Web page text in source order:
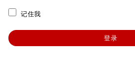
记住我